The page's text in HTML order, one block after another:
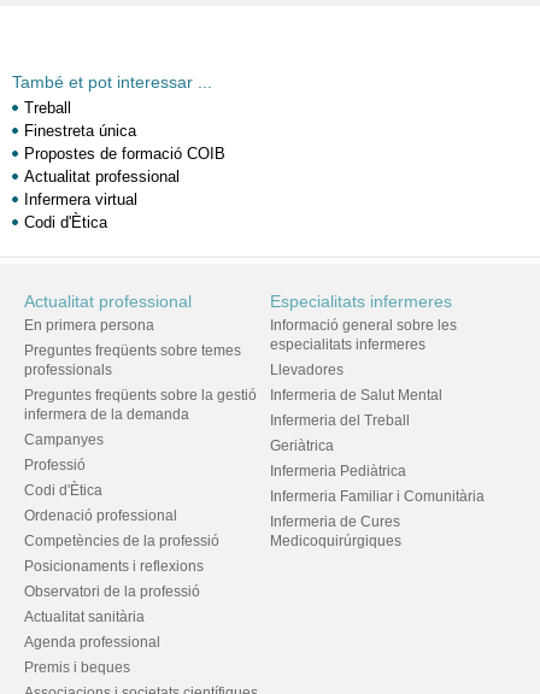
També et pot interessar ...
Treball
Finestreta única
Propostes de formació COIB
Actualitat professional
Infermera virtual
Codi d'Ètica
Actualitat professional
En primera persona
Preguntes freqüents sobre temes
professionals
Preguntes freqüents sobre la gestió
infermera de la demanda
Campanyes
Professió
Codi d'Ètica
Ordenació professional
Competències de la professió
Posicionaments i reflexions
Observatori de la professió
Actualitat sanitària
Agenda professional
Premis i beques
Especialitats infermeres
Informació general sobre les
especialitats infermeres
Llevadores
Infermeria de Salut Mental
Infermeria del Treball
Geriàtrica
Infermeria Pediàtrica
Infermeria Familiar i Comunitària
Infermeria de Cures
Medicoquirúrgiques